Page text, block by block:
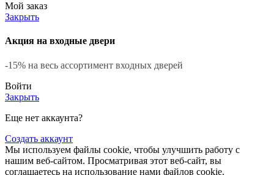
Мой заказ
Закрыть
Акция на входные двери
-15% на весь ассортимент входных дверей
Войти
Закрыть
Еще нет аккаунта?
Создать аккаунт
Мы используем файлы cookie, чтобы улучшить работу с
нашим веб-сайтом. Просматривая этот веб-сайт, вы
соглашаетесь на использование нами файлов cookie.